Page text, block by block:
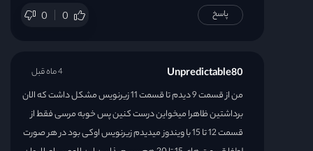
0 0 پاسخ
Unpredictable80
من از قسمت 9 دیدم تا قسمت 11 زیرنویس مشکل داشت که الان
برداشتین ظاهرا میخواین درست کنین پس خوبه مرسی فقط از
قسمت 12 تا 15 با ویندوز میدیدم زیرنویس اوکی بود در هر صورت
4 ماه قبل